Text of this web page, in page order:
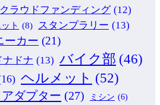
クラウドファンディング (12)
ト (8) スタンプラリー (13)
ーカー (21)
ナドナ (13) バイク部 (46)
ヘルメット (52)
ダプター (27) ミシン (6)